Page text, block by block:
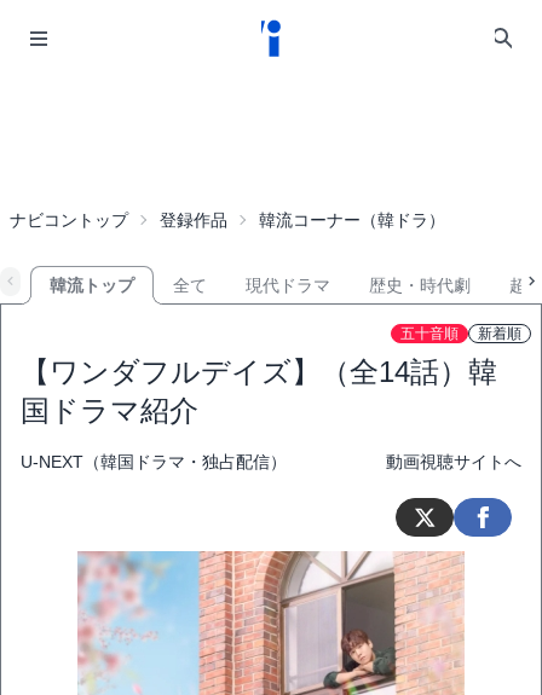
ナビコントップ 登録作品 韓流コーナー（韓ドラ）
韓流トップ 全て 現代ドラマ 歴史・時代劇 超
五十音順 新着順
【ワンダフルデイズ】（全14話）韓
国ドラマ紹介
U-NEXT（韓国ドラマ・独占配信） 動画視聴サイトへ